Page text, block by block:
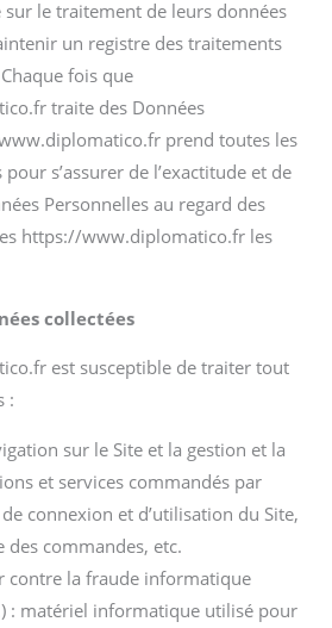
le traitement de leurs données
un registre des traitements
fois que
traite des Données
prend toutes les
s’assurer de l’exactitude et de
Personnelles au regard des
https://www.diplomatico.fr les
collectées
est susceptible de traiter tout
:
sur le Site et la gestion et la
et services commandés par
connexion et d’utilisation du Site,
commandes, etc.
contre la fraude informatique
: matériel informatique utilisé pour